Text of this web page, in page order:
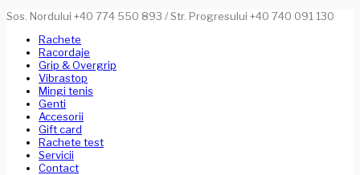
Sos. Nordului +40 774 550 893 / Str. Progresului +40 740 091 130
Rachete
Racordaje
Grip & Overgrip
Vibrastop
Mingi tenis
Genti
Accesorii
Gift card
Rachete test
Servicii
Contact